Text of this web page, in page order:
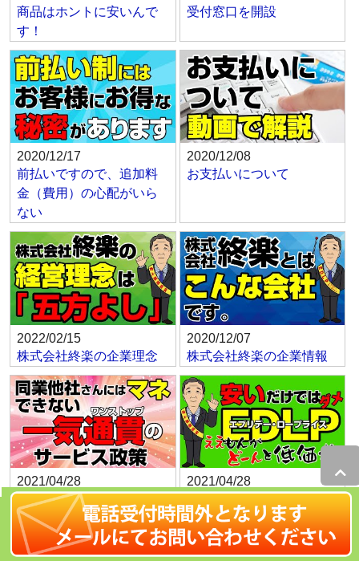
商品はホントに安いんで
す！
受付窓口を開設
2020/12/17
前払いですので、追加料
金（費用）の心配がいら
ない
2020/12/08
お支払いについて
2022/02/15
株式会社終楽の企業理念
2020/12/07
株式会社終楽の企業情報
2021/04/28
ワンストップサービスの
品揃え政策
2021/04/28
プライス）の価格政策